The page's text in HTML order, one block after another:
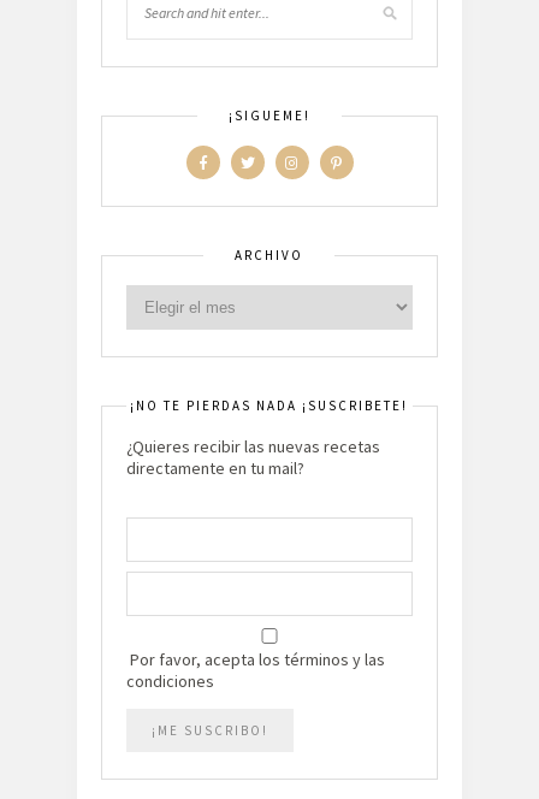
¡SIGUEME!
ARCHIVO
¡NO TE PIERDAS NADA ¡SUSCRIBETE!
¿Quieres recibir las nuevas recetas
directamente en tu mail?
Por favor, acepta los términos y las
condiciones